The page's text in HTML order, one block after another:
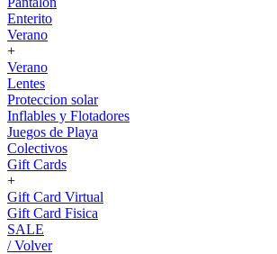
Enterito
Verano
+
Verano
Lentes
Proteccion solar
Inflables y Flotadores
Juegos de Playa
Colectivos
Gift Cards
+
Gift Card Virtual
Gift Card Fisica
SALE
/ Volver